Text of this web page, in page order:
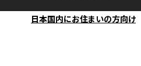
日本国内にお住まいの方向け